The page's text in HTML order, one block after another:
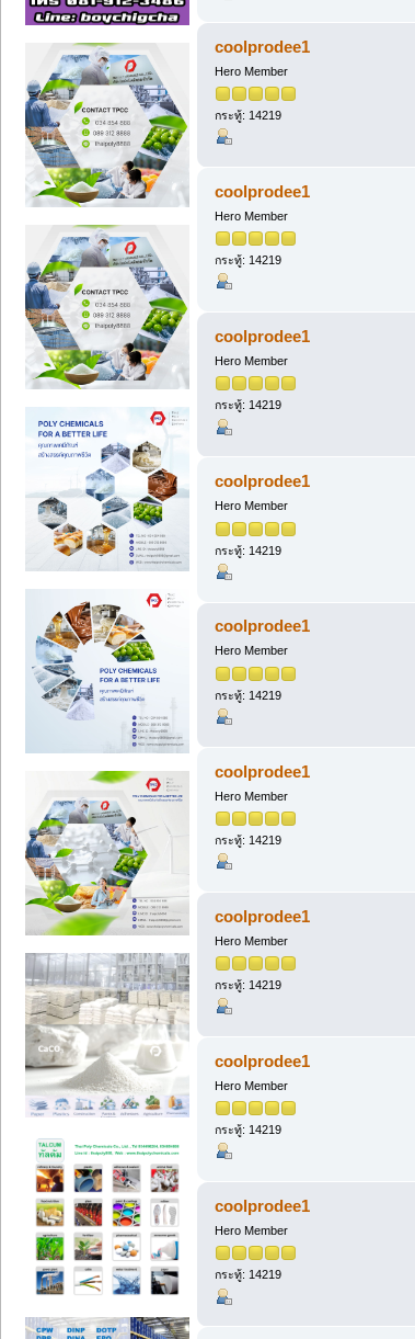
coolprodee1
Hero Member
กระทู้: 14219
coolprodee1
Hero Member
กระทู้: 14219
coolprodee1
Hero Member
กระทู้: 14219
coolprodee1
Hero Member
กระทู้: 14219
coolprodee1
Hero Member
กระทู้: 14219
coolprodee1
Hero Member
กระทู้: 14219
coolprodee1
Hero Member
กระทู้: 14219
coolprodee1
Hero Member
กระทู้: 14219
coolprodee1
Hero Member
กระทู้: 14219